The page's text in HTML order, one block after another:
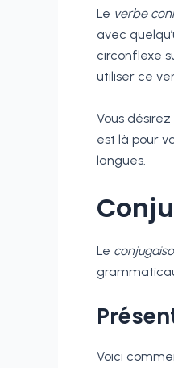
Le verbe
avec
circonflexe
utiliser ce
Vous désirez
est là pour
langues.
Le
Voici